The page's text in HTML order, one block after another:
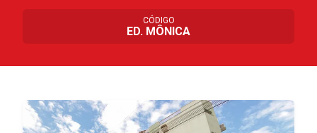
CÓDIGO
ED. MÔNICA